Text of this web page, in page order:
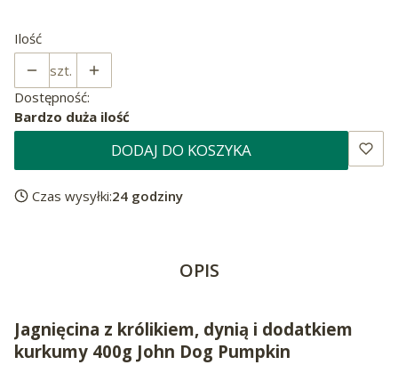
Ilość
szt.
Dostępność:
Bardzo duża ilość
DODAJ DO KOSZYKA
Czas wysyłki:24 godziny
OPIS
Jagnięcina z królikiem, dynią i dodatkiem
kurkumy 400g John Dog Pumpkin